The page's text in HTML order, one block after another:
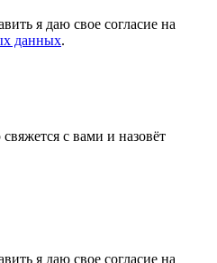
я даю свое согласие на
данных.
с вами и назовёт
я даю свое согласие на